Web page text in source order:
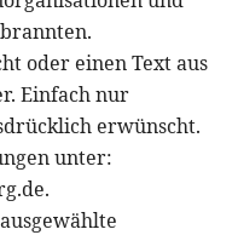
oder einen Text aus
Einfach nur
erwünscht.
unter: